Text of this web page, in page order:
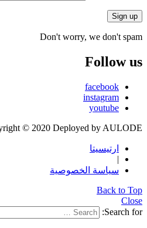
Don't worry, we don't spam
Follow us
facebook
instagram
youtube
© 2020 Deployed by AULODE
ارتيسيتا
|
سياسة الخصوصية
Back to Top
Close
Search for: